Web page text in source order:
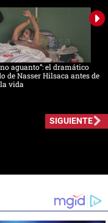
aguanto”: el dramático
de Nasser Hilsaca antes de
vida
SIGUIENTE